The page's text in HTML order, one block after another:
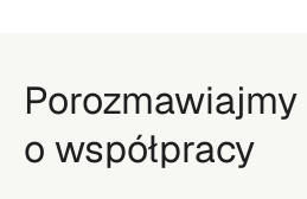
Porozmawiajmy
o współpracy